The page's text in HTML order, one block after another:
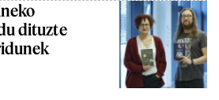
dituzte